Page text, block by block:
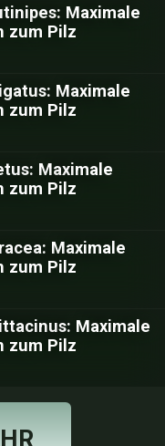
Maximale
zum Pilz
Maximale
zum Pilz
Maximale
zum Pilz
Maximale
zum Pilz
Maximale
zum Pilz